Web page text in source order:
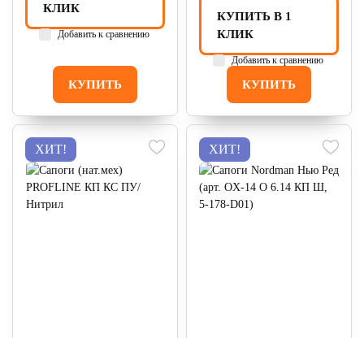
КУПИТЬ
КЛИК
Добавить к сравнению
КУПИТЬ
КУПИТЬ В 1
КЛИК
Добавить к сравнению
ХИТ! ХИТ!